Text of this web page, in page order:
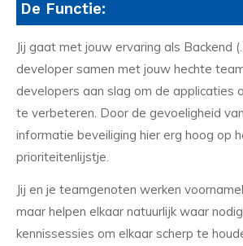
De Functie:
Jij gaat met jouw ervaring als Backend
developer samen met jouw hechte
developers aan slag om de applicaties
te verbeteren. Door de gevoeligheid
informatie beveiliging hier erg hoog op
prioriteitenlijstje.
Jij en je teamgenoten werken
maar helpen elkaar natuurlijk waar
kennissessies om elkaar scherp te